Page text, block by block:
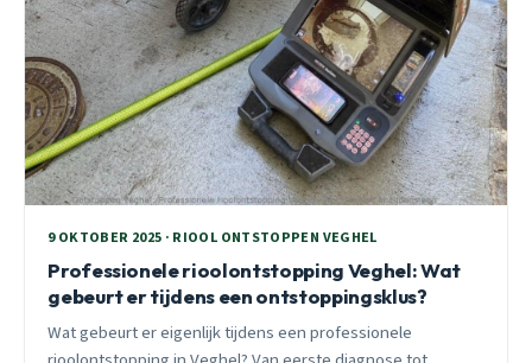
9 OKTOBER 2025 · RIOOL ONTSTOPPEN VEGHEL
Professionele rioolontstopping Veghel: Wat
gebeurt er tijdens een ontstoppingsklus?
Wat gebeurt er eigenlijk tijdens een professionele